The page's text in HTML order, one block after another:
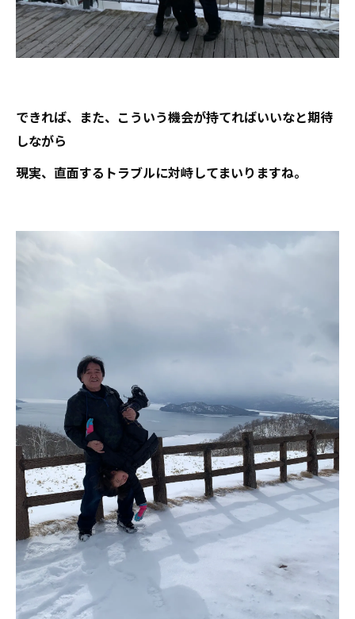
できれば、また、こういう機会が持てればいいなと期待
しながら
現実、直面するトラブルに対峙してまいりますね。